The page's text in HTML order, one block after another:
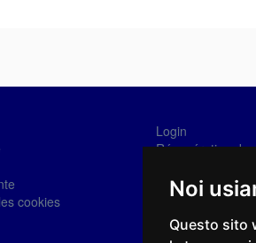
Noi
Questo sito
cookies
Login
Récupération de